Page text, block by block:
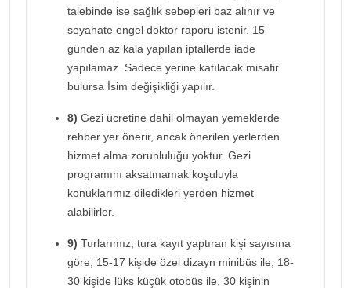
talebinde ise sağlık sebepleri baz alınır ve
seyahate engel doktor raporu istenir. 15
günden az kala yapılan iptallerde iade
yapılamaz. Sadece yerine katılacak misafir
bulursa İsim değişikliği yapılır.
8) Gezi ücretine dahil olmayan yemeklerde
rehber yer önerir, ancak önerilen yerlerden
hizmet alma zorunluluğu yoktur. Gezi
programını aksatmamak koşuluyla
konuklarımız diledikleri yerden hizmet
alabilirler.
9) Turlarımız, tura kayıt yaptıran kişi sayısına
göre; 15-17 kişide özel dizayn minibüs ile, 18-
30 kişide lüks küçük otobüs ile, 30 kişinin